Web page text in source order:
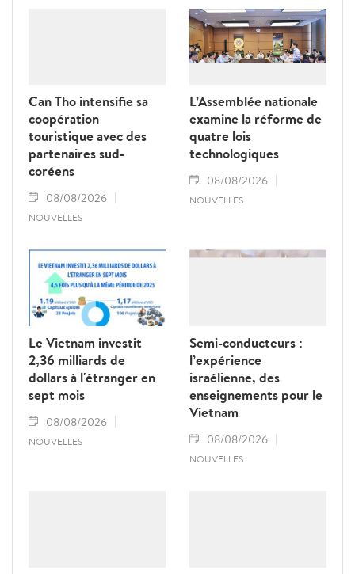
Can Tho intensifie sa
coopération
touristique avec des
partenaires sud-
coréens
08/08/2026
NOUVELLES
L’Assemblée nationale
examine la réforme de
quatre lois
technologiques
08/08/2026
NOUVELLES
Le Vietnam investit
2,36 milliards de
dollars à l'étranger en
sept mois
08/08/2026
NOUVELLES
Semi-conducteurs :
l’expérience
israélienne, des
enseignements pour le
Vietnam
08/08/2026
NOUVELLES